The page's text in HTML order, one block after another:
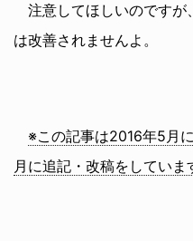
注意してほしいのです
は改善されませんよ。
※この記事は2016年5月
月に追記・改稿をしていま